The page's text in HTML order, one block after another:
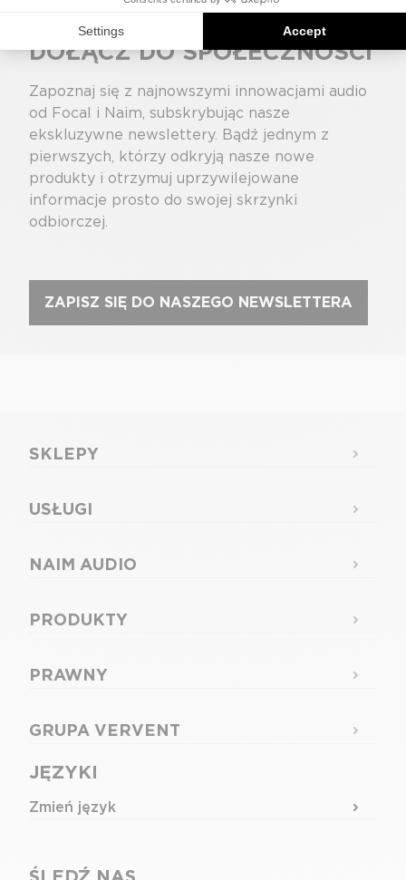
DOŁĄCZ DO SPOŁECZNOŚCI
Zapoznaj się z najnowszymi innowacjami audio
od Focal i Naim, subskrybując nasze
ekskluzywne newslettery. Bądź jednym z
pierwszych, którzy odkryją nasze nowe
produkty i otrzymuj uprzywilejowane
informacje prosto do swojej skrzynki
odbiorczej.
ZAPISZ SIĘ DO NASZEGO NEWSLETTERA
JĘZYKI
Zmień język
SKLEPY
USŁUGI
NAIM AUDIO
PRODUKTY
PRAWNY
GRUPA VERVENT